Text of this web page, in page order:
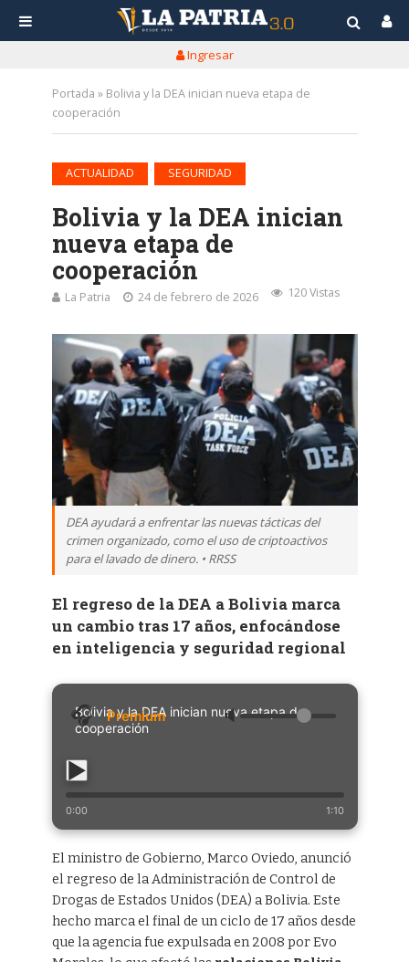
Ingresar
Portada » Bolivia y la DEA inician nueva etapa de
cooperación
ACTUALIDAD SEGURIDAD
Bolivia y la DEA inician
nueva etapa de
cooperación
La Patria 24 de febrero de 2026 120 Vistas
DEA ayudará a enfrentar las nuevas tácticas del
crimen organizado, como el uso de criptoactivos
para el lavado de dinero. • RRSS
El regreso de la DEA a Bolivia marca
un cambio tras 17 años, enfocándose
en inteligencia y seguridad regional
Bolivia y la DEA inician nueva etapa de
cooperación
🔈
0:00 1:10
El ministro de Gobierno, Marco Oviedo, anunció
el regreso de la Administración de Control de
Drogas de Estados Unidos (DEA) a Bolivia. Este
hecho marca el final de un ciclo de 17 años desde
que la agencia fue expulsada en 2008 por Evo